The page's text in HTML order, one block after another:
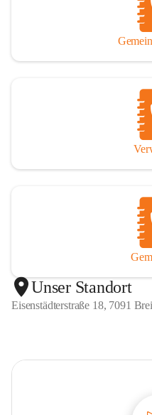
Unser Standort
Eisenstädterstraße 18, 7091